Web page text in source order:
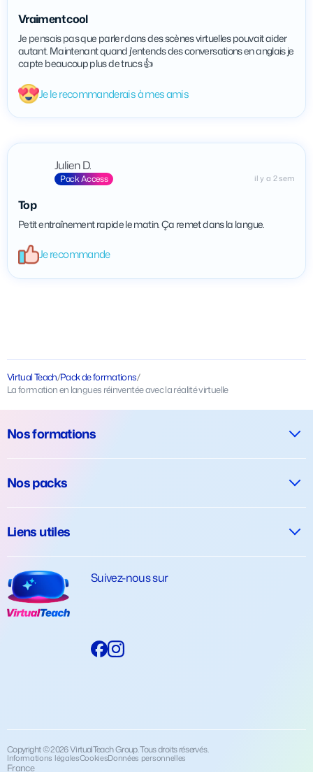
Vraiment cool
Je pensais pas que parler dans des scènes virtuelles pouvait aider
autant. Maintenant quand j’entends des conversations en anglais je
capte beaucoup plus de trucs 👍
Je le recommanderais à mes amis
Julien D.
Pack Access il y a 2 sem
Top
Petit entraînement rapide le matin. Ça remet dans la langue.
Je recommande
Virtual Teach/Pack de formations/
La formation en langues réinventée avec la réalité virtuelle
Nos formations
Nos packs
Liens utiles
Suivez-nous sur
Copyright © 2026 VirtualTeach Group. Tous droits réservés.
Informations légalesCookiesDonnées personnelles
France